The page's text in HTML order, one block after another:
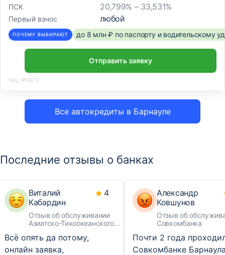
Все автокредиты в Барнауле
ПСК 20,799% – 33,531%
Первый взнос любой
ПОЧЕМУ ВЫБИРАЮТ до 8 млн ₽ по паспорту и водительскому
Отправить заявку
Лиц. №2673
Последние отзывы о банках
Виталий
Кабардин
Отзыв об обслуживании
Азиатско-Тихоокеанского
4
Всё опять да потому,
онлайн заявка,
Александр
Ковшунов
Отзыв об
Совкомбанка
Почти 2 года
Совкомбанке